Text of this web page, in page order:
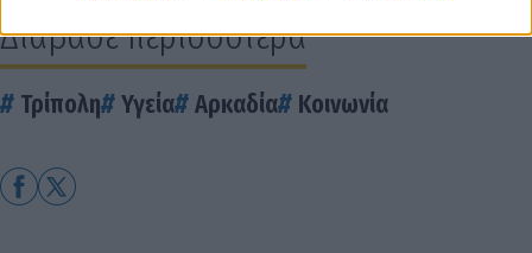
Διάβασε περισσότερα
Τρίπολη Υγεία Αρκαδία Κοινωνία